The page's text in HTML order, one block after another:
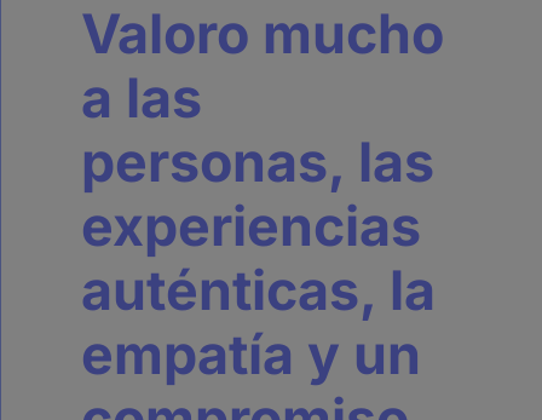
Valoro mucho
a las
personas, las
experiencias
auténticas, la
empatía y un